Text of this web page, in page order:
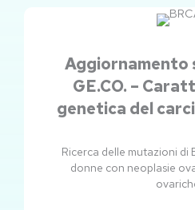
GE.CO. –
genetica del
Ricerca delle mutazioni di
donne con neoplasie
Pagina